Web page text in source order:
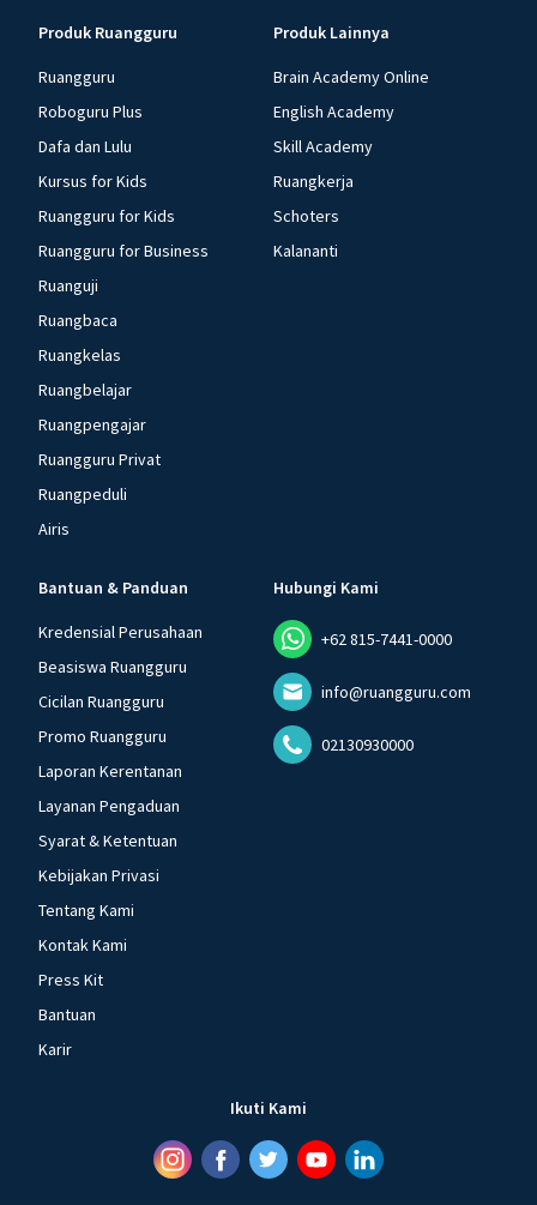
Produk Ruangguru
Ruangguru
Roboguru Plus
Dafa dan Lulu
Kursus for Kids
Ruangguru for Kids
Ruangguru for Business
Ruanguji
Ruangbaca
Ruangkelas
Ruangbelajar
Ruangpengajar
Ruangguru Privat
Ruangpeduli
Airis
Produk Lainnya
Brain Academy Online
English Academy
Skill Academy
Ruangkerja
Schoters
Kalananti
Bantuan & Panduan
Kredensial Perusahaan
Beasiswa Ruangguru
Cicilan Ruangguru
Promo Ruangguru
Laporan Kerentanan
Layanan Pengaduan
Syarat & Ketentuan
Kebijakan Privasi
Tentang Kami
Kontak Kami
Press Kit
Bantuan
Karir
Hubungi Kami
+62 815-7441-0000
info@ruangguru.com
02130930000
Ikuti Kami